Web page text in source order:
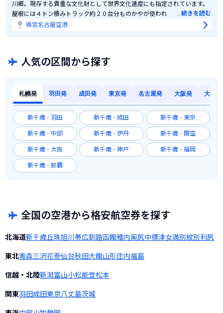
川郷。現存する貴重な文化財として世界文化遺産にも指定されています。
屋根には４トン積みトラック約２０台分ものかやが使われるそう。広い屋
根裏は蚕を育てるのに使われます。３０年に１度は、古い屋根のかやを取
…続きを読む
県営名古屋空港
人気の区間から探す
札幌発 羽田発 成田発 東京発 名古屋発 大阪発 大阪発
新千歳 - 羽田 新千歳 - 成田 新千歳 - 東京
新千歳 - 中部 新千歳 - 伊丹 新千歳 - 関空
新千歳 - 大阪 新千歳 - 神戸 新千歳 - 福岡
新千歳 - 那覇
全国の空港から格安航空券を探す
北海道新千歳丘珠旭川 帯広釧路函館稚内奥尻中標津女満別 紋別 利尻
東北青森三沢花巻仙台秋田大館山形庄内福島
信越・北陸新潟富山小松能登松本
関東羽田成田東京八丈島茨城